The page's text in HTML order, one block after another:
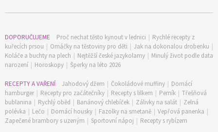
DOPORUČUJEME Proč nechat těsto kynout v lednici | Rychlé recepty z
kuřecích prsou | Omáčky na těstoviny pro děti | Jak na dokonalou drobenku |
Koláče a buchty na plech | Nejtěžší české jazykolamy | Minulý život podle data
narození | Horoskopy | Šperky na léto 2026
RECEPTY A VAŘENÍ Jahodový džem | Čokoládové muffiny | Domácí
hamburger | Recepty pro začátečníky | Recepty s lilkem | Perník | Třešňová
bublanina | Rychlý oběd | Banánový chlebíček | Zálivky na salát | Zelná
polévka | Lečo | Domácí housky | Fazolky na smetaně | Vepřová panenka |
Zapečené brambory s uzeným | Sportovní nápoj | Recepty s rybízem